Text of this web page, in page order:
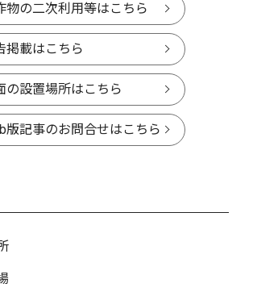
物の二次利用等はこちら
掲載はこちら
の設置場所はこちら
版記事のお問合せはこちら